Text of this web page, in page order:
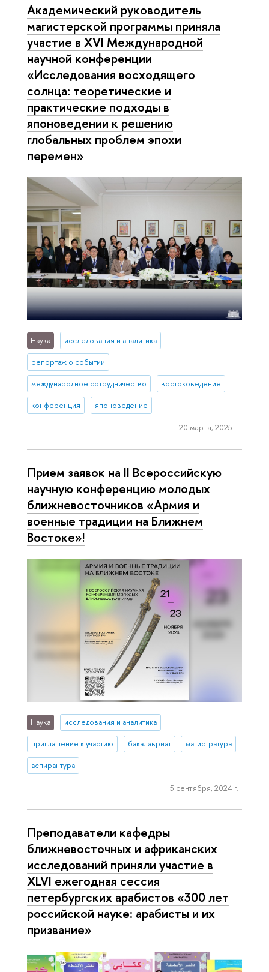
Академический руководитель
магистерской программы приняла
участие в XVI Международной
научной конференции
«Исследования восходящего
солнца: теоретические и
практические подходы в
японоведении к решению
глобальных проблем эпохи
перемен»
Наука исследования и аналитика
репортаж о событии
международное сотрудничество востоковедение
конференция японоведение
20 марта, 2025 г.
Прием заявок на II Всероссийскую
научную конференцию молодых
ближневосточников «Армия и
военные традиции на Ближнем
Востоке»!
Наука исследования и аналитика
приглашение к участию бакалавриат магистратура
аспирантура
5 сентября, 2024 г.
Преподаватели кафедры
ближневосточных и африканских
исследований приняли участие в
XLVI ежегодная сессия
петербургских арабистов «300 лет
российской науке: арабисты и их
призвание»